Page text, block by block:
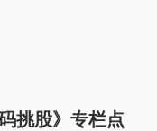
挑股》专栏点